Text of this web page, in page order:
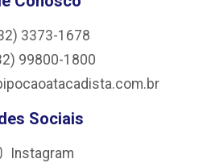
3373-1678
99800-1800
Sociais
Instagram